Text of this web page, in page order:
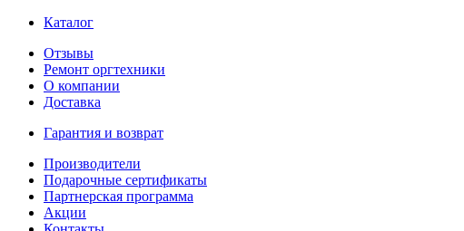
Каталог
Отзывы
Ремонт оргтехники
О компании
Доставка
Гарантия и возврат
Производители
Подарочные сертификаты
Партнерская программа
Акции